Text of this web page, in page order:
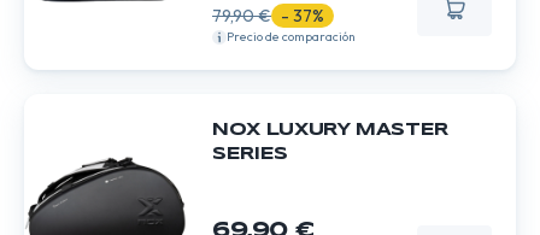
79,90 € - 37%
Precio de comparación
NOX LUXURY MASTER
SERIES